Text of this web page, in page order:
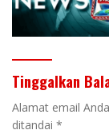
Tinggalkan
Alamat email
ditandai *